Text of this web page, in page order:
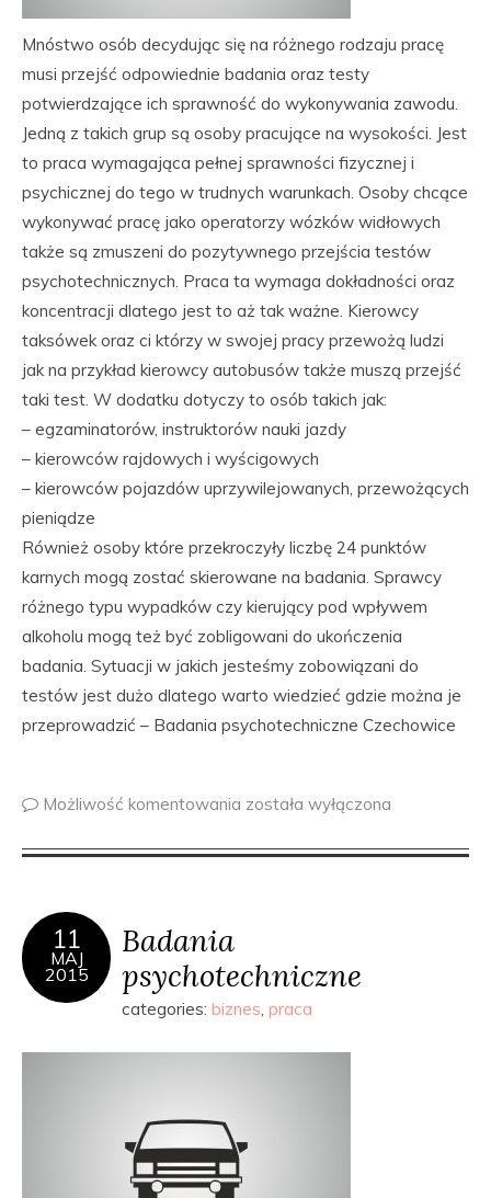
Mnóstwo osób decydując się na różnego rodzaju pracę
musi przejść odpowiednie badania oraz testy
potwierdzające ich sprawność do wykonywania zawodu.
Jedną z takich grup są osoby pracujące na wysokości. Jest
to praca wymagająca pełnej sprawności fizycznej i
psychicznej do tego w trudnych warunkach. Osoby chcące
wykonywać pracę jako operatorzy wózków widłowych
także są zmuszeni do pozytywnego przejścia testów
psychotechnicznych. Praca ta wymaga dokładności oraz
koncentracji dlatego jest to aż tak ważne. Kierowcy
taksówek oraz ci którzy w swojej pracy przewożą ludzi
jak na przykład kierowcy autobusów także muszą przejść
taki test. W dodatku dotyczy to osób takich jak:
– egzaminatorów, instruktorów nauki jazdy
– kierowców rajdowych i wyścigowych
– kierowców pojazdów uprzywilejowanych, przewożących
pieniądze
Również osoby które przekroczyły liczbę 24 punktów
karnych mogą zostać skierowane na badania. Sprawcy
różnego typu wypadków czy kierujący pod wpływem
alkoholu mogą też być zobligowani do ukończenia
badania. Sytuacji w jakich jesteśmy zobowiązani do
testów jest dużo dlatego warto wiedzieć gdzie można je
przeprowadzić – Badania psychotechniczne Czechowice
Możliwość komentowania została wyłączona
11
MAJ
2015
Badania
psychotechniczne
categories: biznes, praca